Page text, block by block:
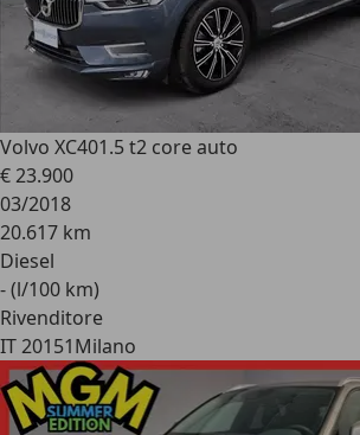
Volvo XC401.5 t2 core auto
€ 23.900
03/2018
20.617 km
Diesel
- (l/100 km)
Rivenditore
IT 20151Milano